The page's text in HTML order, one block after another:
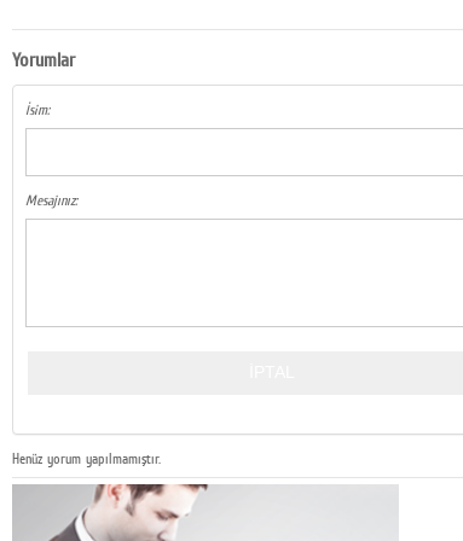
Yorumlar
İsim:
Mesajınız:
Henüz yorum yapılmamıştır.